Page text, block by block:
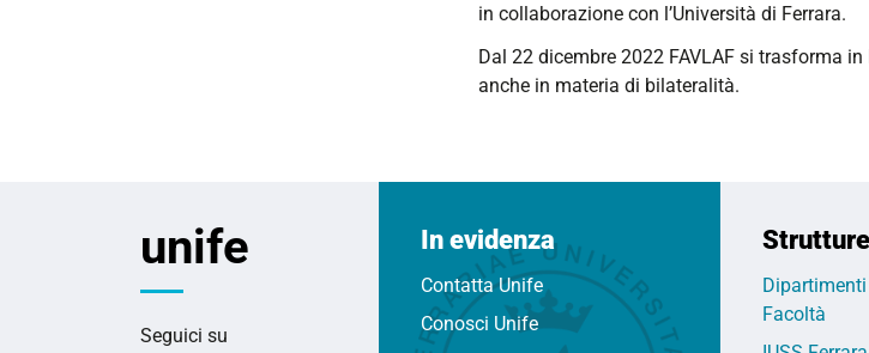
in collaborazione con l’Università di Ferrara.
Dal 22 dicembre 2022 FAVLAF si trasforma
anche in materia di bilateralità.
unife
Seguici su
In evidenza
Contatta Unife
Conosci Unife
Strutture
Dipartimenti
Facoltà